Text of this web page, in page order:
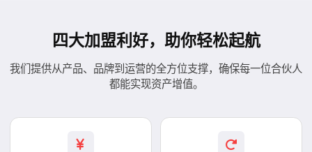
四大加盟利好，助你轻松起航
我们提供从产品、品牌到运营的全方位支撑，确保每一位合伙人
都能实现资产增值。